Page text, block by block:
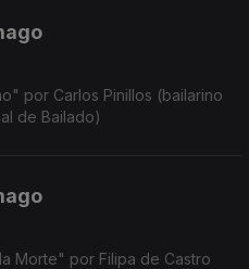
por Carlos Pinillos (bailarino
de Bailado)
Morte" por Filipa de Castro